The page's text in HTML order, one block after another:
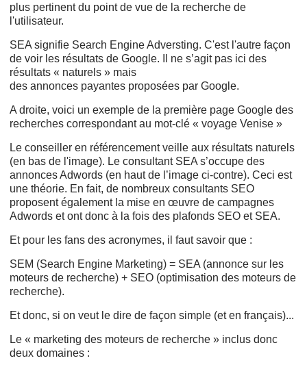
plus pertinent du point de vue de la recherche de
l'utilisateur.
SEA signifie Search Engine Adversting. C'est l'autre façon
de voir les résultats de Google. Il ne s’agit pas ici des
résultats « naturels » mais
des annonces payantes proposées par Google.
A droite, voici un exemple de la première page Google des
recherches correspondant au mot-clé « voyage Venise »
Le conseiller en référencement veille aux résultats naturels
(en bas de l'image). Le consultant SEA s’occupe des
annonces Adwords (en haut de l’image ci-contre). Ceci est
une théorie. En fait, de nombreux consultants SEO
proposent également la mise en œuvre de campagnes
Adwords et ont donc à la fois des plafonds SEO et SEA.
Et pour les fans des acronymes, il faut savoir que :
SEM (Search Engine Marketing) = SEA (annonce sur les
moteurs de recherche) + SEO (optimisation des moteurs de
recherche).
Et donc, si on veut le dire de façon simple (et en français)...
Le « marketing des moteurs de recherche » inclus donc
deux domaines :